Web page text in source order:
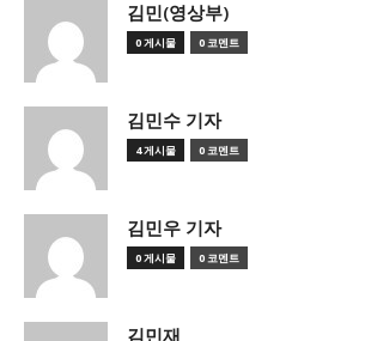
김민(영상부)
0 게시물 0 코멘트
김민수 기자
4 게시물 0 코멘트
김민우 기자
0 게시물 0 코멘트
김민재